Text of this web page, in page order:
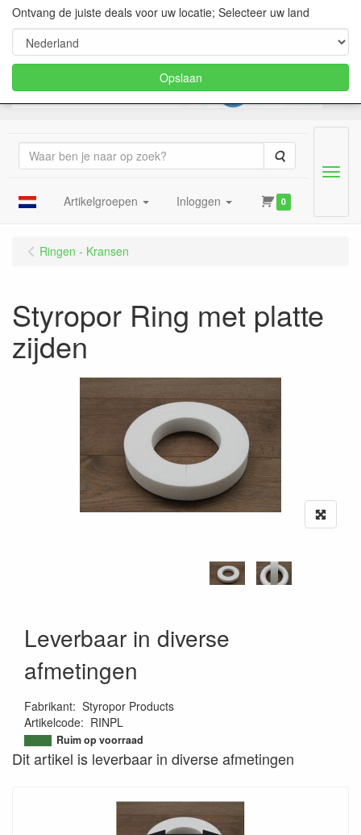
Zoeken
Artikelgroepen Inloggen 0
Menu
Ringen - Kransen
Styropor Ring met platte
zijden
Leverbaar in diverse
afmetingen
Fabrikant: Styropor Products
Artikelcode: RINPL
9505868429631
Ruim op voorraad
Dit artikel is leverbaar in diverse afmetingen
Ontvang de juiste deals voor uw locatie; Selecteer uw land
Opslaan